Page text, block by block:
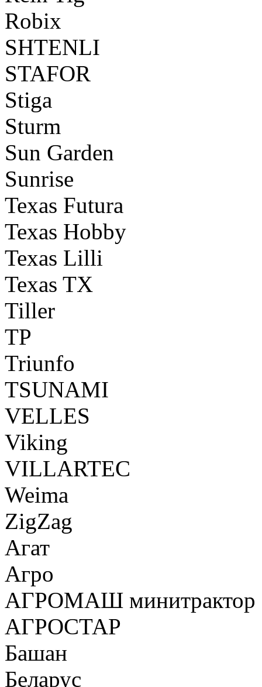
Robix
SHTENLI
STAFOR
Stiga
Sturm
Sun Garden
Sunrise
Texas Futura
Texas Hobby
Texas Lilli
Texas TX
Tiller
TP
Triunfo
TSUNAMI
VELLES
Viking
VILLARTEC
Weima
ZigZag
Агат
Агро
АГРОМАШ минитрактор
АГРОСТАР
Башан
Беларус